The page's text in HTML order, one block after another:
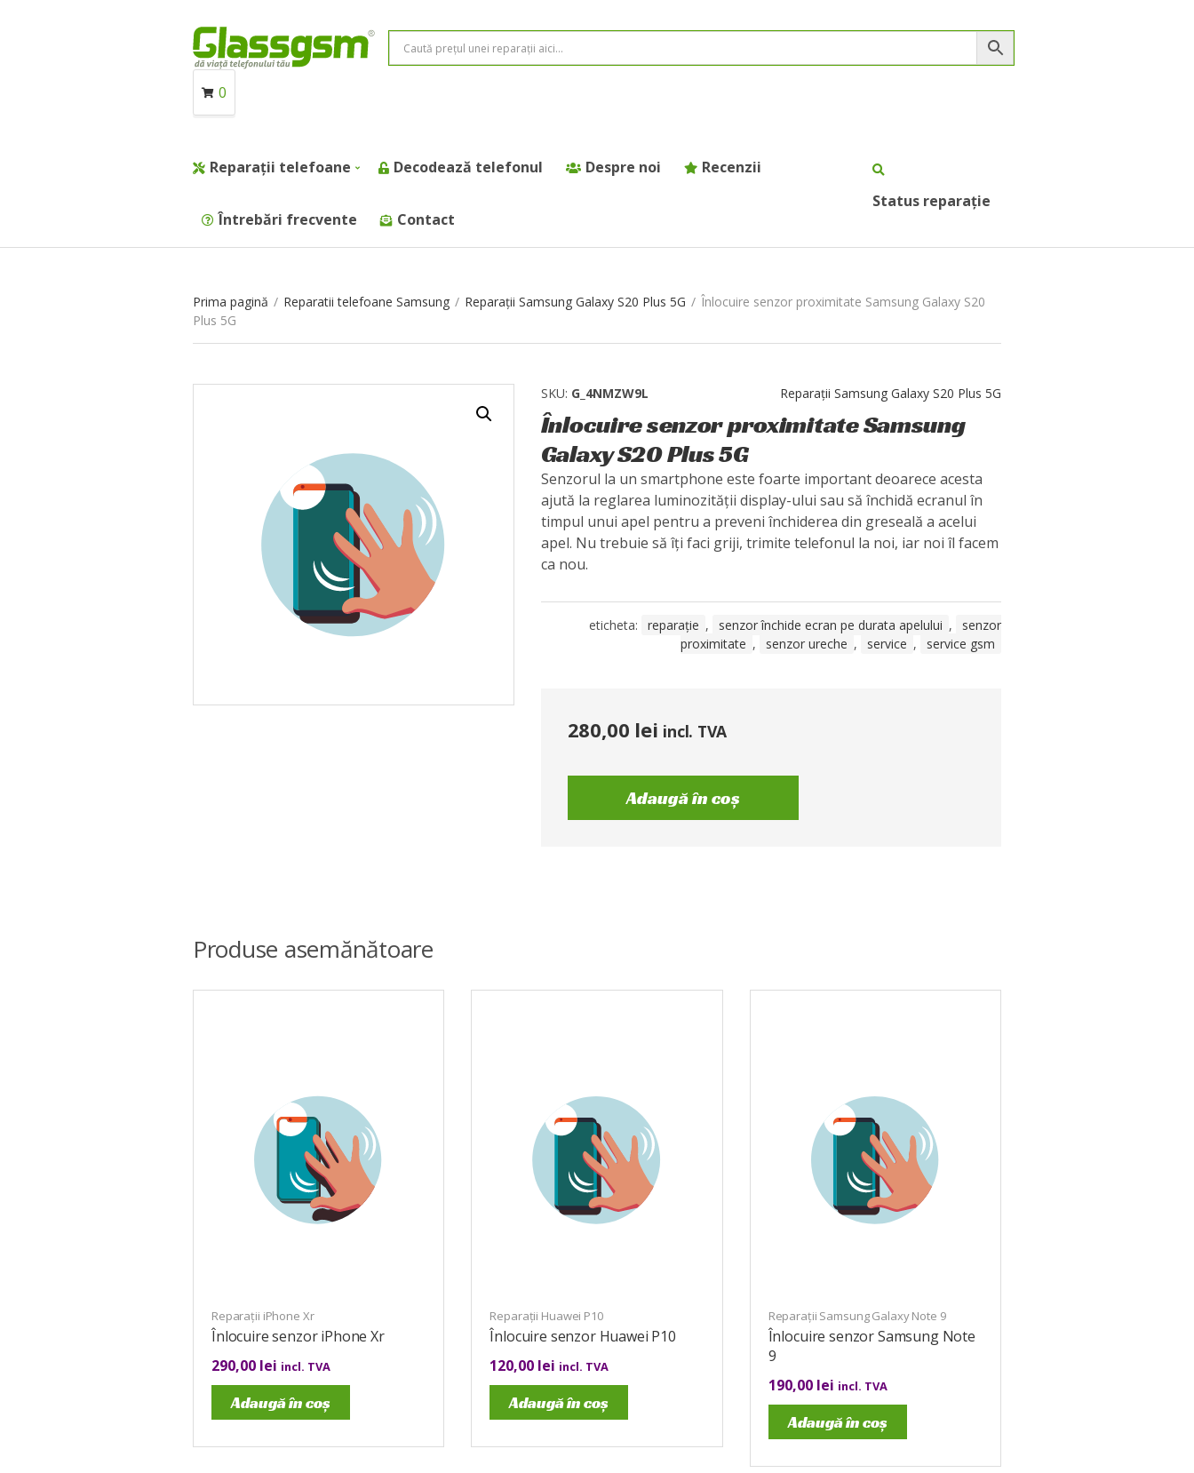
0
Reparații telefoane Decodează telefonul Despre noi Recenzii
Întrebări frecvente Contact
Status reparație
Prima pagină / Reparatii telefoane Samsung / Reparații Samsung Galaxy S20 Plus 5G / Înlocuire senzor proximitate Samsung Galaxy S20
Plus 5G
SKU: G_4NMZW9L Reparații Samsung Galaxy S20 Plus 5G
Înlocuire senzor proximitate Samsung
Galaxy S20 Plus 5G
Senzorul la un smartphone este foarte important deoarece acesta
ajută la reglarea luminozității display-ului sau să închidă ecranul în
timpul unui apel pentru a preveni închiderea din greseală a acelui
apel. Nu trebuie să îți faci griji, trimite telefonul la noi, iar noi îl facem
ca nou.
eticheta: reparație , senzor închide ecran pe durata apelului ,
senzor
proximitate , senzor ureche , service , service gsm
280,00 lei incl. TVA
Adaugă în coș
Produse asemănătoare
Reparații iPhone Xr
Înlocuire senzor iPhone Xr
290,00 lei incl. TVA
Adaugă în coș
Reparații Huawei P10
Înlocuire senzor Huawei P10
120,00 lei incl. TVA
Adaugă în coș
Reparații Samsung Galaxy Note 9
Înlocuire senzor Samsung Note
9
190,00 lei incl. TVA
Adaugă în coș